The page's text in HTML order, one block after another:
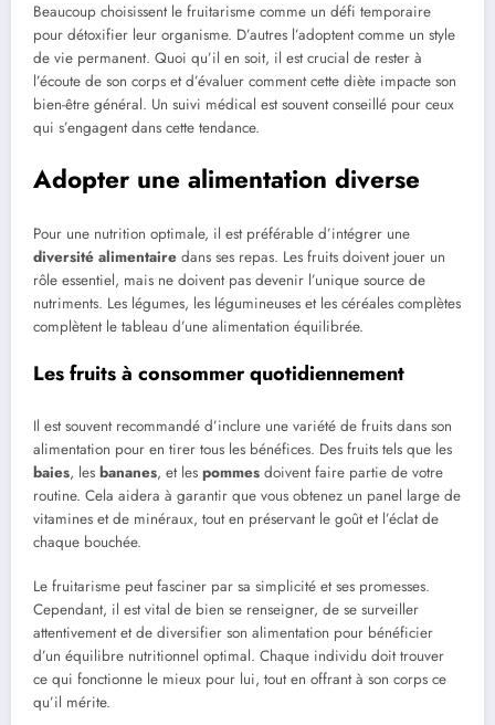
Beaucoup choisissent le fruitarisme comme un défi temporaire
pour détoxifier leur organisme. D’autres l’adoptent comme un style
de vie permanent. Quoi qu’il en soit, il est crucial de rester à
l’écoute de son corps et d’évaluer comment cette diète impacte son
bien-être général. Un suivi médical est souvent conseillé pour ceux
qui s’engagent dans cette tendance.
Adopter une alimentation diverse
Pour une nutrition optimale, il est préférable d’intégrer une
diversité alimentaire dans ses repas. Les fruits doivent jouer un
rôle essentiel, mais ne doivent pas devenir l’unique source de
nutriments. Les légumes, les légumineuses et les céréales complètes
complètent le tableau d’une alimentation équilibrée.
Les fruits à consommer quotidiennement
Il est souvent recommandé d’inclure une variété de fruits dans son
alimentation pour en tirer tous les bénéfices. Des fruits tels que les
baies, les bananes, et les pommes doivent faire partie de votre
routine. Cela aidera à garantir que vous obtenez un panel large de
vitamines et de minéraux, tout en préservant le goût et l’éclat de
chaque bouchée.
Le fruitarisme peut fasciner par sa simplicité et ses promesses.
Cependant, il est vital de bien se renseigner, de se surveiller
attentivement et de diversifier son alimentation pour bénéficier
d’un équilibre nutritionnel optimal. Chaque individu doit trouver
ce qui fonctionne le mieux pour lui, tout en offrant à son corps ce
qu’il mérite.